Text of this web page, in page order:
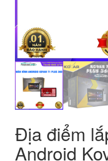
Địa điểm
Android